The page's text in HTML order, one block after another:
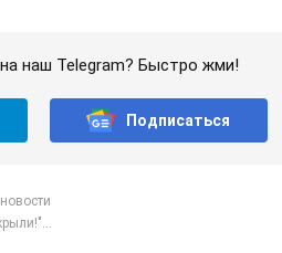
наш Telegram? Быстро жми!
Подписаться